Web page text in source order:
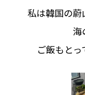
私は韓国の蔚
海
ご飯もと